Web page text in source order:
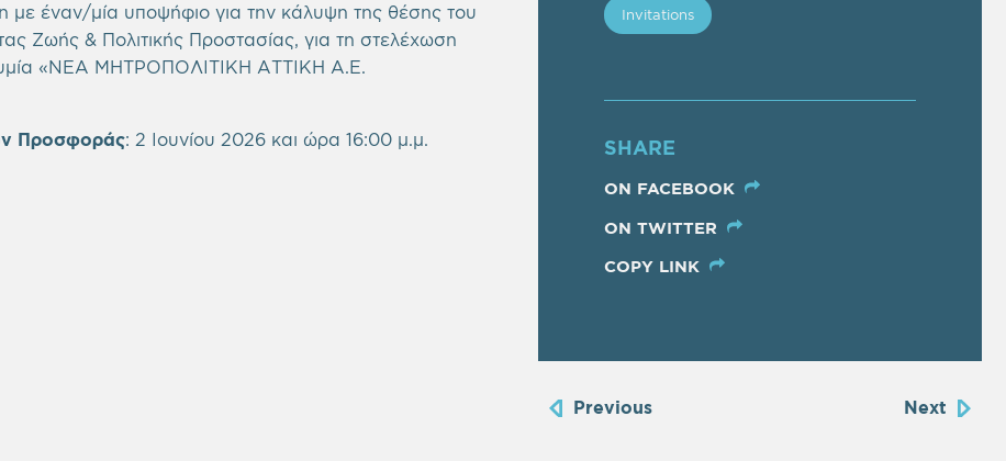
με έναν/μία υποψήφιο για την κάλυψη της θέσης του
Ζωής & Πολιτικής Προστασίας, για τη στελέχωση
«ΝΕΑ ΜΗΤΡΟΠΟΛΙΤΙΚΗ ΑΤΤΙΚΗ Α.Ε.
Προσφοράς: 2 Ιουνίου 2026 και ώρα 16:00 μ.μ.
Invitations
SHARE
ON FACEBOOK
ON TWITTER
COPY LINK
Previous Next